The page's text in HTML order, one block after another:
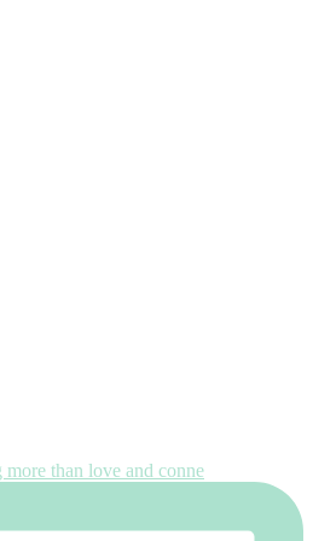
more than love and conne